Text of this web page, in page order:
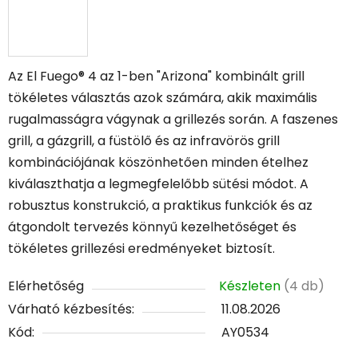
Az El Fuego® 4 az 1-ben "Arizona" kombinált grill
tökéletes választás azok számára, akik maximális
rugalmasságra vágynak a grillezés során. A faszenes
grill, a gázgrill, a füstölő és az infravörös grill
kombinációjának köszönhetően minden ételhez
kiválaszthatja a legmegfelelőbb sütési módot. A
robusztus konstrukció, a praktikus funkciók és az
átgondolt tervezés könnyű kezelhetőséget és
tökéletes grillezési eredményeket biztosít.
Elérhetőség Készleten (4 db)
Várható kézbesítés:
11.08.2026
Kód:
AY0534